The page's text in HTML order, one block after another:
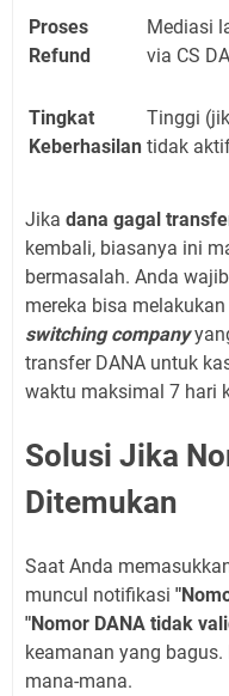
Proses
Refund
Mediasi
via CS
Tingkat
Keberhasilan
Tinggi
tidak
Jika dana gagal
kembali, biasanya ini
bermasalah. Anda
mereka bisa
switching company
transfer DANA untuk
waktu maksimal 7 hari
Solusi Jika
Ditemukan
Saat Anda
muncul notifikasi
"Nomor DANA tidak
keamanan yang
mana-mana.